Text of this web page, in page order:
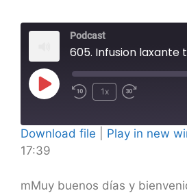
Podcast
605. Infusion laxante
Play
1x
SHARE
LINK
Download file Play in new
17:39
mMuy buenos días y